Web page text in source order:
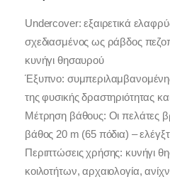
Undercover: εξαιρετικά
σχεδιασμένος ως ράβδος
κυνήγι θησαυρού
Έξυπνο:
της φυσικής δραστηριότητας
Μέτρηση βάθους: Οι πελάτες
βάθος 20 m (65 πόδια) –
Περιπτώσεις χρήσης: κυνήγι
κοιλοτήτων, αρχαιολογία,